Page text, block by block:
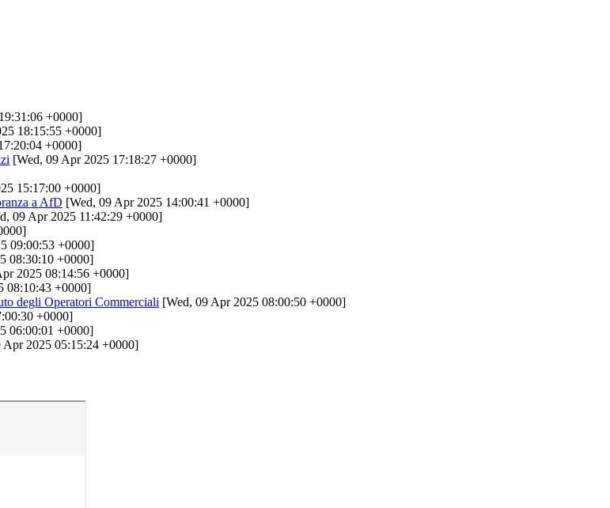
+0000]
18:15:55 +0000]
+0000]
[Wed, 09 Apr 2025 17:18:27 +0000]
15:17:00 +0000]
a AfD [Wed, 09 Apr 2025 14:00:41 +0000]
09 Apr 2025 11:42:29 +0000]
09:00:53 +0000]
08:30:10 +0000]
2025 08:14:56 +0000]
08:10:43 +0000]
degli Operatori Commerciali [Wed, 09 Apr 2025 08:00:50 +0000]
+0000]
06:00:01 +0000]
Apr 2025 05:15:24 +0000]